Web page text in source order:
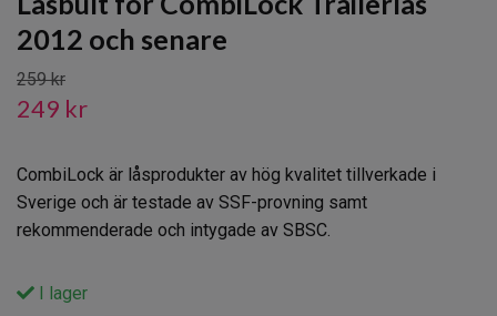
2012 och senare
259 kr
249 kr
CombiLock är låsprodukter av hög kvalitet tillverkade i
Sverige och är testade av SSF-provning samt
rekommenderade och intygade av SBSC.
I lager